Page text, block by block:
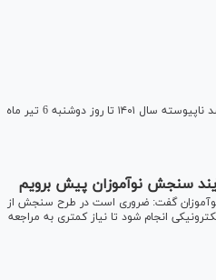
مدیرکل روابط عمومی سازمان سنجش آموزش کشور از تمدید مهلت انتخاب رشته کارشناسی ارشد ناپیوسته سال ۱۴۰۱ تا روز دوشنبه 6 تیر ماه
سنجش نوآموزان پیش برویم
گفت: ضروری است در طرح سنجش از
انجام شود تا نیاز کمتری به مراجعه